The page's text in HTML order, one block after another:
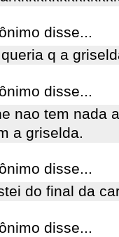
disse...
q a
disse...
nao tem nada
a griselda.
disse...
do final da
disse...